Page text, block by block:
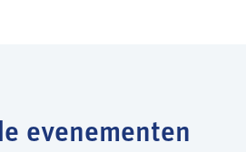
evenementen